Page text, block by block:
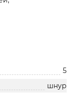
5
шнур